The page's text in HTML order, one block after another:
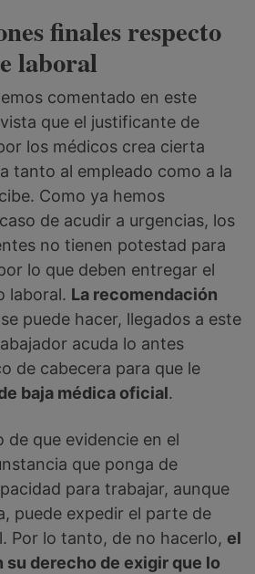
finales respecto
laboral
comentado en este
que el justificante de
los médicos crea cierta
tanto al empleado como a la
Como ya hemos
de acudir a urgencias, los
no tienen potestad para
lo que deben entregar el
laboral. La recomendación
puede hacer, llegados a este
acuda lo antes
de cabecera para que le
baja médica oficial.
de que evidencie en el
que ponga de
para trabajar, aunque
puede expedir el parte de
Por lo tanto, de no hacerlo, el
su derecho de exigir que lo